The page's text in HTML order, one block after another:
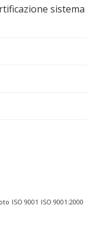
sistema
ISO 9001 ISO 9001:2000